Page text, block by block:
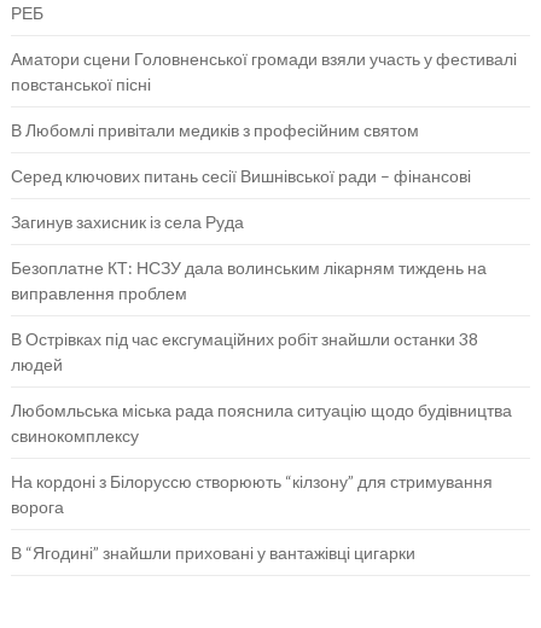
РЕБ
Аматори сцени Головненської громади взяли участь у фестивалі
повстанської пісні
В Любомлі привітали медиків з професійним святом
Серед ключових питань сесії Вишнівської ради – фінансові
Загинув захисник із села Руда
Безоплатне КТ: НСЗУ дала волинським лікарням тиждень на
виправлення проблем
В Острівках під час ексгумаційних робіт знайшли останки 38
людей
Любомльська міська рада пояснила ситуацію щодо будівництва
свинокомплексу
На кордоні з Білоруссю створюють “кілзону” для стримування
ворога
В “Ягодині” знайшли приховані у вантажівці цигарки